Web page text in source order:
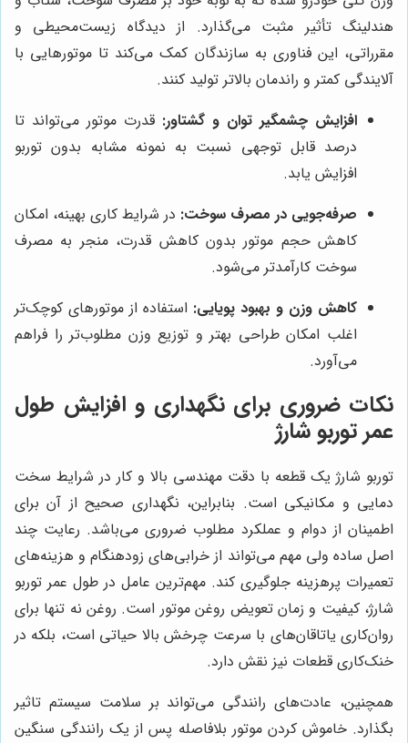
هندلینگ تأثیر مثبت می‌گذارد. از دیدگاه زیست‌محیطی و
مقرراتی، این فناوری به سازندگان کمک می‌کند تا موتورهایی با
آلایندگی کمتر و راندمان بالاتر تولید کنند.
افزایش چشمگیر توان و گشتاور: قدرت موتور می‌تواند تا
درصد قابل توجهی نسبت به نمونه مشابه بدون توربو
افزایش یابد.
صرفه‌جویی در مصرف سوخت: در شرایط کاری بهینه، امکان
کاهش حجم موتور بدون کاهش قدرت، منجر به مصرف
سوخت کارآمد‌تر می‌شود.
کاهش وزن و بهبود پویایی: استفاده از موتورهای کوچک‌تر
اغلب امکان طراحی بهتر و توزیع وزن مطلوب‌تر را فراهم
می‌آورد.
نکات ضروری برای نگهداری و افزایش طول
عمر توربو شارژ
توربو شارژ یک قطعه با دقت مهندسی بالا و کار در شرایط سخت
دمایی و مکانیکی است. بنابراین، نگهداری صحیح از آن برای
اطمینان از دوام و عملکرد مطلوب ضروری می‌باشد. رعایت چند
اصل ساده ولی مهم می‌تواند از خرابی‌های زودهنگام و هزینه‌های
تعمیرات پرهزینه جلوگیری کند. مهم‌ترین عامل در طول عمر توربو
شارژ، کیفیت و زمان تعویض روغن موتور است. روغن نه تنها برای
روان‌کاری یاتاقان‌های با سرعت چرخش بالا حیاتی است، بلکه در
خنک‌کاری قطعات نیز نقش دارد.
همچنین، عادت‌های رانندگی می‌تواند بر سلامت سیستم تاثیر
بگذارد. خاموش کردن موتور بلافاصله پس از یک رانندگی سنگین